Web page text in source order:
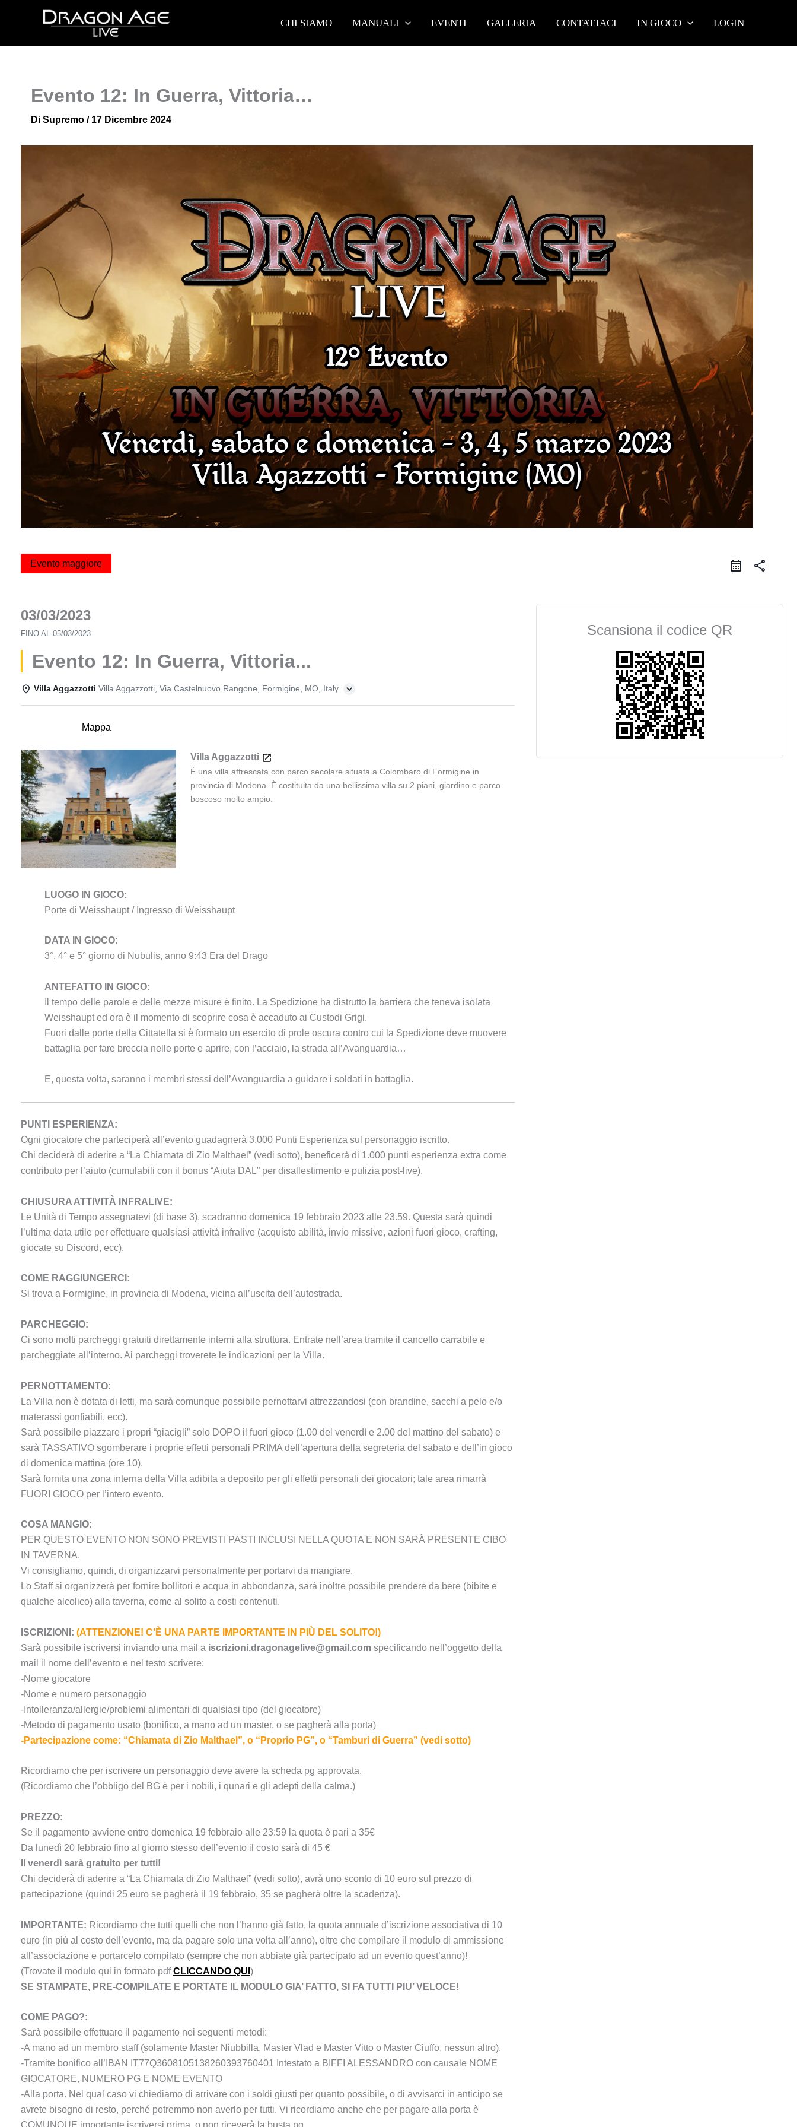
CHI SIAMO MANUALI EVENTI GALLERIA CONTATTACI IN GIOCO LOGIN
Evento 12: In Guerra, Vittoria…
Di Supremo / 17 Dicembre 2024
Evento maggiore share
03/03/2023
FINO AL 05/03/2023
Evento 12: In Guerra, Vittoria...
Villa Aggazzotti Villa Aggazzotti, Via Castelnuovo Rangone, Formigine, MO, Italy
Mappa
Villa Aggazzotti
È una villa affrescata con parco secolare situata a Colombaro di Formigine in
provincia di Modena. È costituita da una bellissima villa su 2 piani, giardino e parco
boscoso molto ampio.
LUOGO IN GIOCO:
Porte di Weisshaupt / Ingresso di Weisshaupt
DATA IN GIOCO:
3°, 4° e 5° giorno di Nubulis, anno 9:43 Era del Drago
ANTEFATTO IN GIOCO:
Il tempo delle parole e delle mezze misure è finito. La Spedizione ha distrutto la barriera che teneva isolata
Weisshaupt ed ora è il momento di scoprire cosa è accaduto ai Custodi Grigi.
Fuori dalle porte della Cittatella si è formato un esercito di prole oscura contro cui la Spedizione deve muovere
battaglia per fare breccia nelle porte e aprire, con l’acciaio, la strada all’Avanguardia…
E, questa volta, saranno i membri stessi dell’Avanguardia a guidare i soldati in battaglia.
PUNTI ESPERIENZA:
Ogni giocatore che parteciperà all’evento guadagnerà 3.000 Punti Esperienza sul personaggio iscritto.
Chi deciderà di aderire a “La Chiamata di Zio Malthael” (vedi sotto), beneficerà di 1.000 punti esperienza extra come
contributo per l’aiuto (cumulabili con il bonus “Aiuta DAL” per disallestimento e pulizia post-live).
CHIUSURA ATTIVITÀ INFRALIVE:
Le Unità di Tempo assegnatevi (di base 3), scadranno domenica 19 febbraio 2023 alle 23.59. Questa sarà quindi
l’ultima data utile per effettuare qualsiasi attività infralive (acquisto abilità, invio missive, azioni fuori gioco, crafting,
giocate su Discord, ecc).
COME RAGGIUNGERCI:
Si trova a Formigine, in provincia di Modena, vicina all’uscita dell’autostrada.
PARCHEGGIO:
Ci sono molti parcheggi gratuiti direttamente interni alla struttura. Entrate nell’area tramite il cancello carrabile e
parcheggiate all’interno. Ai parcheggi troverete le indicazioni per la Villa.
PERNOTTAMENTO:
La Villa non è dotata di letti, ma sarà comunque possibile pernottarvi attrezzandosi (con brandine, sacchi a pelo e/o
materassi gonfiabili, ecc).
Sarà possibile piazzare i propri “giacigli” solo DOPO il fuori gioco (1.00 del venerdì e 2.00 del mattino del sabato) e
sarà TASSATIVO sgomberare i proprie effetti personali PRIMA dell’apertura della segreteria del sabato e dell’in gioco
di domenica mattina (ore 10).
Sarà fornita una zona interna della Villa adibita a deposito per gli effetti personali dei giocatori; tale area rimarrà
FUORI GIOCO per l’intero evento.
COSA MANGIO:
PER QUESTO EVENTO NON SONO PREVISTI PASTI INCLUSI NELLA QUOTA E NON SARÀ PRESENTE CIBO
IN TAVERNA.
Vi consigliamo, quindi, di organizzarvi personalmente per portarvi da mangiare.
Lo Staff si organizzerà per fornire bollitori e acqua in abbondanza, sarà inoltre possibile prendere da bere (bibite e
qualche alcolico) alla taverna, come al solito a costi contenuti.
ISCRIZIONI: (ATTENZIONE! C’È UNA PARTE IMPORTANTE IN PIÙ DEL SOLITO!)
Sarà possibile iscriversi inviando una mail a iscrizioni.dragonagelive@gmail.com specificando nell’oggetto della
mail il nome dell’evento e nel testo scrivere:
-Nome giocatore
-Nome e numero personaggio
-Intolleranza/allergie/problemi alimentari di qualsiasi tipo (del giocatore)
-Metodo di pagamento usato (bonifico, a mano ad un master, o se pagherà alla porta)
-Partecipazione come: “Chiamata di Zio Malthael”, o “Proprio PG”, o “Tamburi di Guerra” (vedi sotto)
Ricordiamo che per iscrivere un personaggio deve avere la scheda pg approvata.
(Ricordiamo che l’obbligo del BG è per i nobili, i qunari e gli adepti della calma.)
PREZZO:
Se il pagamento avviene entro domenica 19 febbraio alle 23:59 la quota è pari a 35€
Da lunedì 20 febbraio fino al giorno stesso dell’evento il costo sarà di 45 €
Il venerdì sarà gratuito per tutti!
Chi deciderà di aderire a “La Chiamata di Zio Malthael” (vedi sotto), avrà uno sconto di 10 euro sul prezzo di
partecipazione (quindi 25 euro se pagherà il 19 febbraio, 35 se pagherà oltre la scadenza).
IMPORTANTE: Ricordiamo che tutti quelli che non l’hanno già fatto, la quota annuale d’iscrizione associativa di 10
euro (in più al costo dell’evento, ma da pagare solo una volta all’anno), oltre che compilare il modulo di ammissione
all’associazione e portarcelo compilato (sempre che non abbiate già partecipato ad un evento quest’anno)!
(Trovate il modulo qui in formato pdfCLICCANDO QUI )
SE STAMPATE, PRE-COMPILATE E PORTATE IL MODULO GIA’ FATTO, SI FA TUTTI PIU’ VELOCE!
COME PAGO?:
Sarà possibile effettuare il pagamento nei seguenti metodi:
-A mano ad un membro staff (solamente Master Niubbilla, Master Vlad e Master Vitto o Master Ciuffo, nessun altro).
-Tramite bonifico all’IBAN IT77Q3608105138260393760401 Intestato a BIFFI ALESSANDRO con causale NOME
GIOCATORE, NUMERO PG E NOME EVENTO
-Alla porta. Nel qual caso vi chiediamo di arrivare con i soldi giusti per quanto possibile, o di avvisarci in anticipo se
avrete bisogno di resto, perché potremmo non averlo per tutti. Vi ricordiamo anche che per pagare alla porta è
Scansiona il codice QR